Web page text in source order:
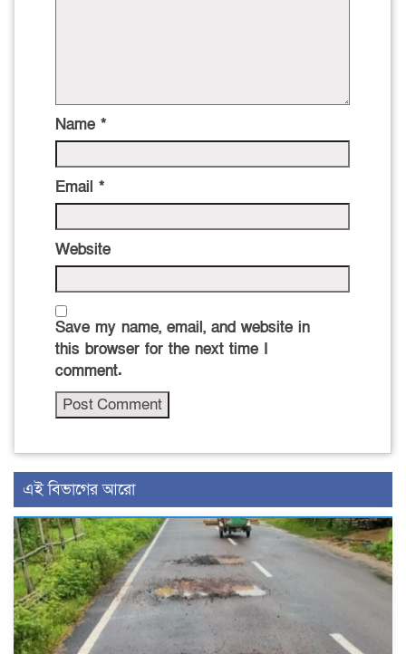
Name *
Email *
Website
Save my name, email, and website in
this browser for the next time I
comment.
এই বিভাগের আরো